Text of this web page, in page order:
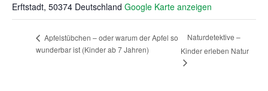
Erftstadt, 50374 Deutschland Google Karte anzeigen
Apfelstübchen – oder warum der Apfel so
wunderbar ist (Kinder ab 7 Jahren)
Naturdetektive –
Kinder erleben Natur